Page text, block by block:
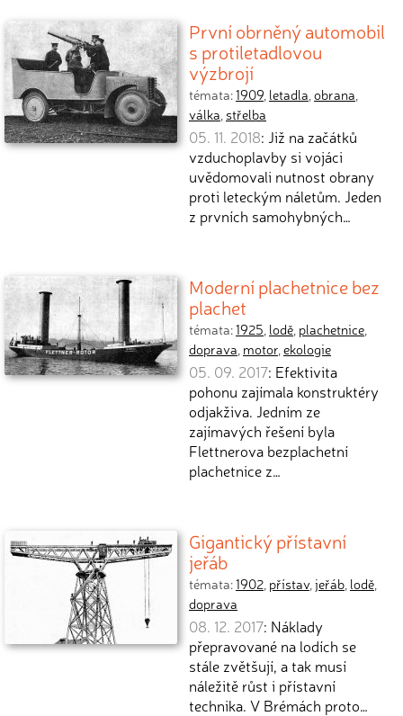
První obrněný automobil
s protiletadlovou
výzbrojí
témata:1909, letadla,obrana,
válka, střelba
05. 11. 2018: Již na začátků
vzduchoplavby si vojáci
uvědomovali nutnost obrany
proti leteckým náletům. Jeden
z prvních samohybných…
Moderní plachetnice bez
plachet
témata:1925, lodě, plachetnice,
doprava, motor,ekologie
05. 09. 2017: Efektivita
pohonu zajímala konstruktéry
odjakživa. Jedním ze
zajímavých řešení byla
Flettnerova bezplachetní
plachetnice z…
Gigantický přístavní
jeřáb
témata:1902, přístav,jeřáb, lodě,
doprava
08. 12. 2017: Náklady
přepravované na lodích se
stále zvětšují, a tak musí
náležitě růst i přístavní
technika. V Brémách proto…